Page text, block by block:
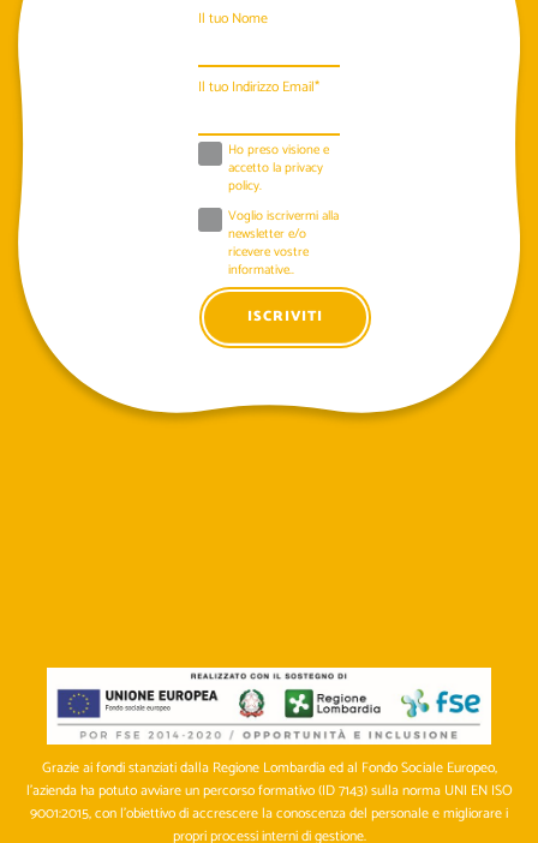
Il tuo Nome
Il tuo Indirizzo Email*
Ho preso visione e
accetto laprivacy
policy.
Voglio iscrivermi alla
newsletter e/o
ricevere vostre
informative..
Grazie ai fondi stanziati dalla Regione Lombardia ed al Fondo Sociale Europeo,
l’azienda ha potuto avviare un percorso formativo (ID 7143) sulla norma UNI EN ISO
9001:2015, con l’obiettivo di accrescere la conoscenza del personale e migliorare i
propri processi interni di gestione.